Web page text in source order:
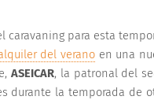
caravaning para esta
del veranoen una
ASEICAR, la patronal del
durante la temporada